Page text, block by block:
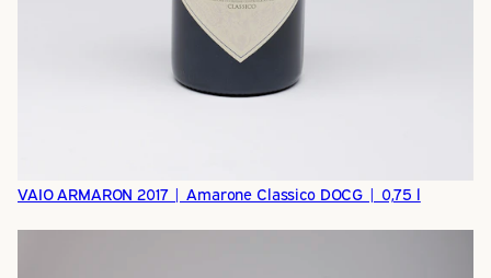
VAIO ARMARON 2017 | Amarone Classico DOCG | 0,75 l